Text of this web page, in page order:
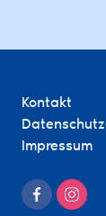
Kontakt
Impressum